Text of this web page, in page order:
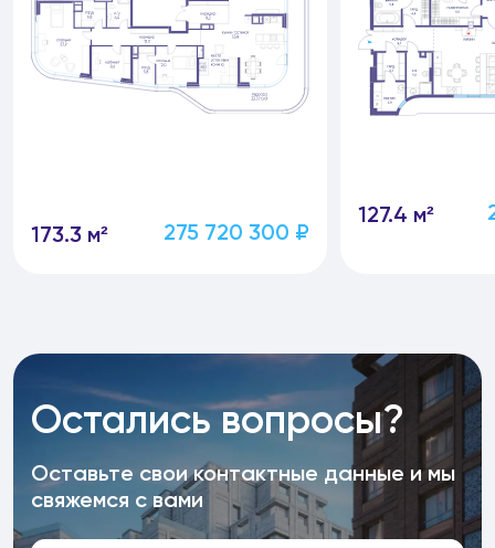
173.3 м² 275 720 300 ₽
127.4 м²
Остались вопросы?
Оставьте свои контактные данные и мы
свяжемся с вами